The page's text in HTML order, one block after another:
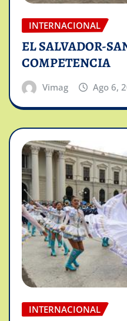
INTERNACIONAL
EL SALVADOR-
COMPETENCIA
Vimag Ago 6,
INTERNACIONAL